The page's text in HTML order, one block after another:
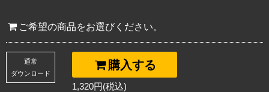
ご希望の商品をお選びください。
購入する
通常
ダウンロード
1,320円(税込)